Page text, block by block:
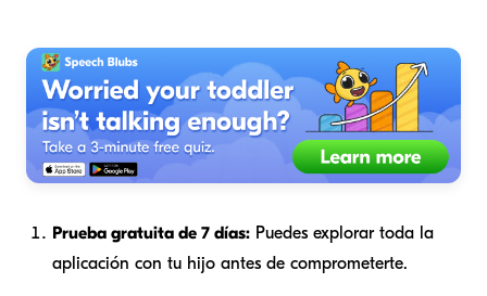
Prueba gratuita de 7 días: Puedes explorar toda la
aplicación con tu hijo antes de comprometerte.